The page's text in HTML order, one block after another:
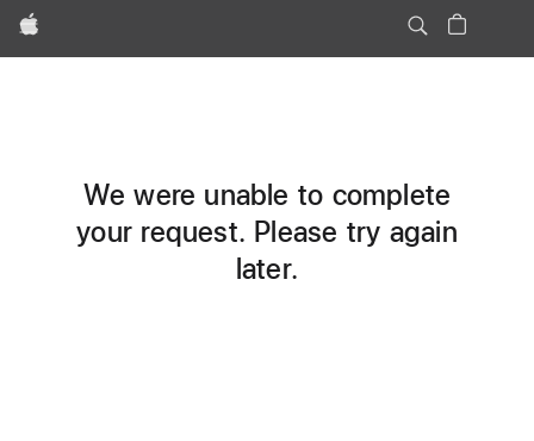
Apple
We were unable to complete
your request. Please try again
later.